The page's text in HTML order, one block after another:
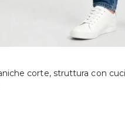
corte, struttura con